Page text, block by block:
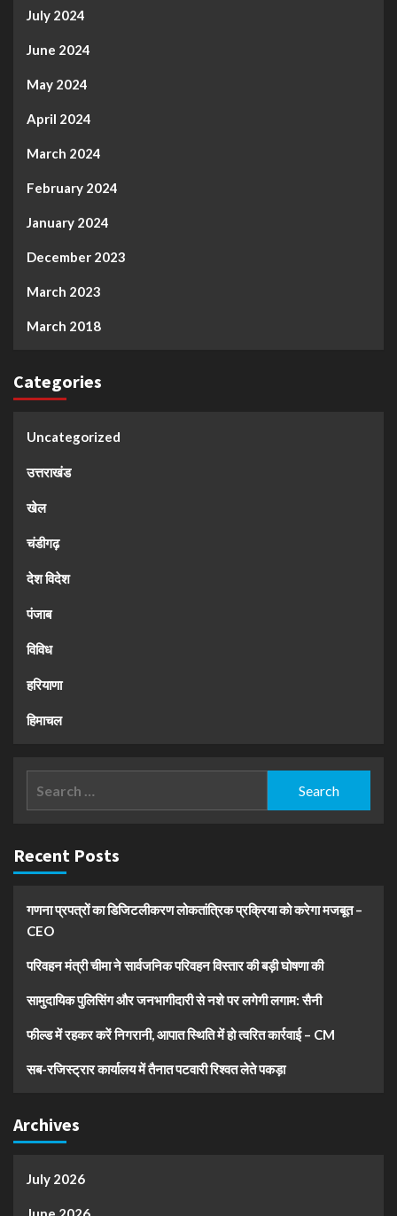
July 2024
June 2024
May 2024
April 2024
March 2024
February 2024
January 2024
December 2023
March 2023
March 2018
Categories
Uncategorized
उत्तराखंड
खेल
चंडीगढ़
देश विदेश
पंजाब
विविध
हरियाणा
हिमाचल
Recent Posts
गणना प्रपत्रों का डिजिटलीकरण लोकतांत्रिक प्रक्रिया को करेगा मजबूत –
CEO
परिवहन मंत्री चीमा ने सार्वजनिक परिवहन विस्तार की बड़ी घोषणा की
सामुदायिक पुलिसिंग और जनभागीदारी से नशे पर लगेगी लगाम: सैनी
फील्ड में रहकर करें निगरानी, आपात स्थिति में हो त्वरित कार्रवाई – CM
सब-रजिस्ट्रार कार्यालय में तैनात पटवारी रिश्वत लेते पकड़ा
Archives
July 2026